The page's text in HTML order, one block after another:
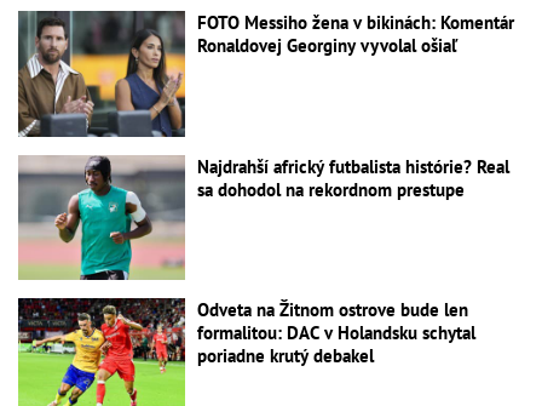
FOTO Messiho žena v bikinách: Komentár
Ronaldovej Georginy vyvolal ošiaľ
Najdrahší africký futbalista histórie? Real
sa dohodol na rekordnom prestupe
Odveta na Žitnom ostrove bude len
formalitou: DAC v Holandsku schytal
poriadne krutý debakel